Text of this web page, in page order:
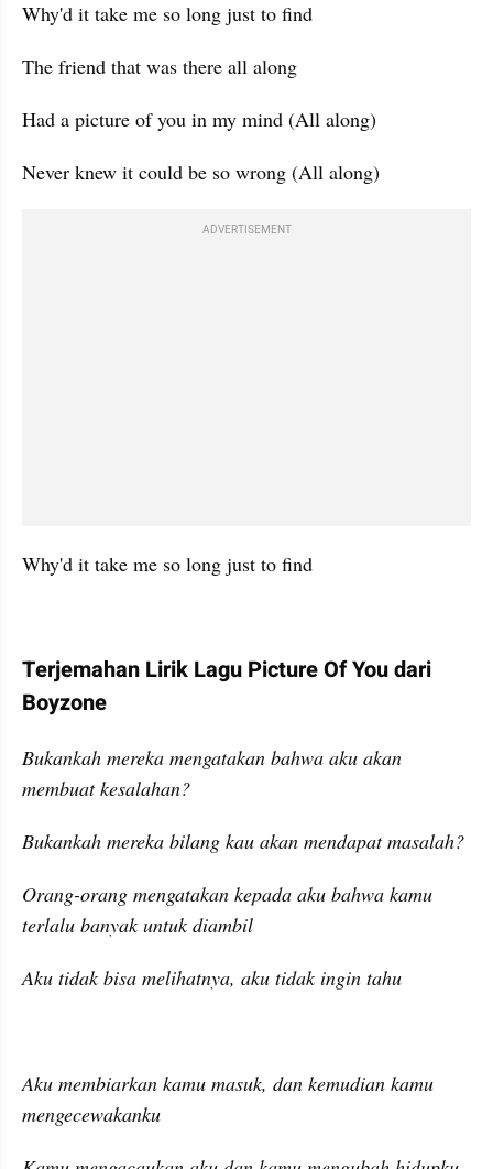
Why'd it take me so long just to find
The friend that was there all along
Had a picture of you in my mind (All along)
Never knew it could be so wrong (All along)
ADVERTISEMENT
Why'd it take me so long just to find
Terjemahan Lirik Lagu Picture Of You dari
Boyzone
Bukankah mereka mengatakan bahwa aku akan
membuat kesalahan?
Bukankah mereka bilang kau akan mendapat masalah?
Orang-orang mengatakan kepada aku bahwa kamu
terlalu banyak untuk diambil
Aku tidak bisa melihatnya, aku tidak ingin tahu
Aku membiarkan kamu masuk, dan kemudian kamu
mengecewakanku